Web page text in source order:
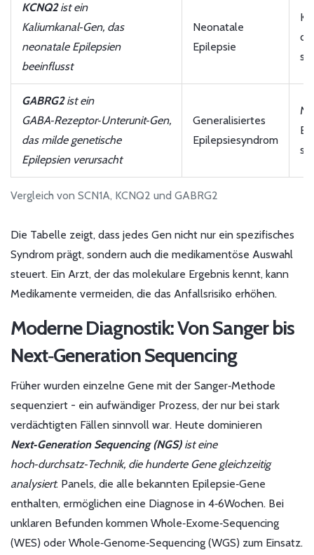
Vergleich von SCN1A, KCNQ2 und GABRG2
KCNQ2ist ein
Kaliumkanal‑Gen, das
neonatale Epilepsien
beeinflusst
Neonatale
Epilepsie
GABRG2ist ein
GABA‑Rezeptor‑Unterunit‑Gen,
das milde genetische
Epilepsien verursacht
Generalisiertes
Epilepsiesyndrom
Die Tabelle zeigt, dass jedes Gen nicht nur ein spezifisches
Syndrom prägt, sondern auch die medikamentöse Auswahl
steuert. Ein Arzt, der das molekulare Ergebnis kennt, kann
Medikamente vermeiden, die das Anfallsrisiko erhöhen.
Moderne Diagnostik: Von Sanger bis
Next‑Generation Sequencing
Früher wurden einzelne Gene mit der Sanger‑Methode
sequenziert - ein aufwändiger Prozess, der nur bei stark
verdächtigten Fällen sinnvoll war. Heute dominieren
Next‑Generation Sequencing (NGS)ist eine
hoch‑durchsatz‑Technik, die hunderte Gene gleichzeitig
analysiert. Panels, die alle bekannten Epilepsie‑Gene
enthalten, ermöglichen eine Diagnose in 4‑6Wochen. Bei
unklaren Befunden kommen Whole‑Exome‑Sequencing
(WES) oder Whole‑Genome‑Sequencing (WGS) zum Einsatz.